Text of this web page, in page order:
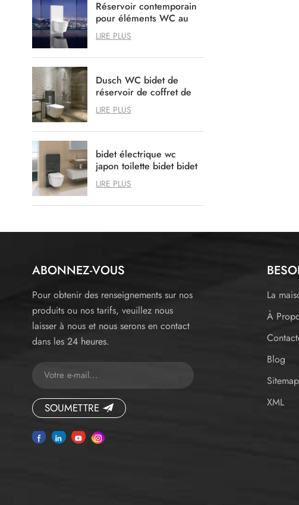
Réservoir contemporain
pour éléments WC au
design soigné et
ordonné
LIRE PLUS
Dusch WC bidet de
réservoir de coffret de
bidet de douche
intelligent
LIRE PLUS
bidet électrique wc
japon toilette bidet bidet
à LED
LIRE PLUS
ABONNEZ-VOUS
Pour obtenir des renseignements sur nos
produits ou nos tarifs, veuillez nous
laisser à nous et nous serons en contact
dans les 24 heures.
SOUMETTRE
La
À
Blog
Sitemap
XML